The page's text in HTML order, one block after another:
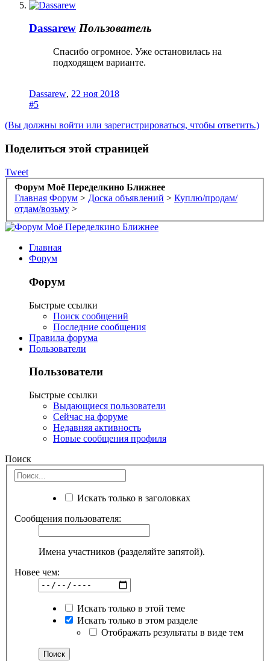
Dassarew Пользователь
Спасибо огромное. Уже остановилась на
подходящем варианте.
Dassarew, 22 ноя 2018
#5
(Вы должны войти или зарегистрироваться, чтобы ответить.)
Поделиться этой страницей
Tweet
Форум Моё Переделкино Ближнее
Главная Форум > Доска объявлений > Куплю/продам/
отдам/возьму >
Главная
Форум
Форум
Быстрые ссылки
Поиск сообщений
Последние сообщения
Правила форума
Пользователи
Пользователи
Быстрые ссылки
Выдающиеся пользователи
Сейчас на форуме
Недавняя активность
Новые сообщения профиля
Поиск
Искать только в заголовках
Сообщения пользователя:
Имена участников (разделяйте запятой).
Новее чем:
Искать только в этой теме
Искать только в этом разделе
Отображать результаты в виде тем